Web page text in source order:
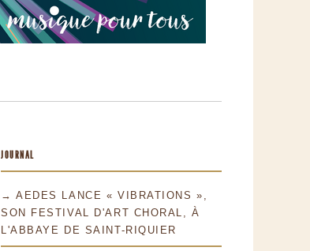
JOURNAL
→ AEDES LANCE « VIBRATIONS »,
SON FESTIVAL D'ART CHORAL, À
L'ABBAYE DE SAINT-RIQUIER